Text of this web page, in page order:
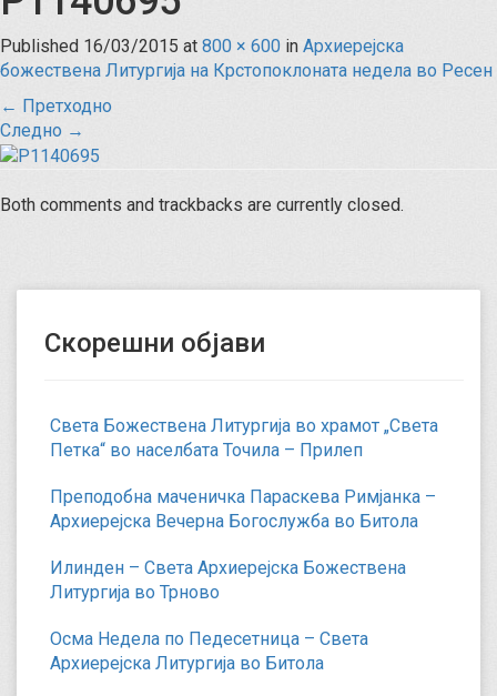
Published 16/03/2015 at 800 × 600 in Архиерејска
божествена Литургија на Крстопоклоната недела во Ресен
← Претходно
Следно →
Both comments and trackbacks are currently closed.
Скорешни објави
Света Божествена Литургија во храмот „Света
Петка“ во населбата Точила – Прилеп
Преподобна маченичка Параскева Римјанка –
Архиерејска Вечерна Богослужба во Битола
Илинден – Света Архиерејска Божествена
Литургија во Трново
Осма Недела по Педесетница – Света
Архиерејска Литургија во Битола